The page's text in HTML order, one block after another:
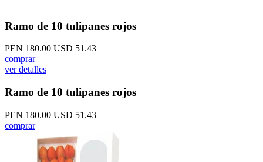
Ramo de 10 tulipanes rojos
PEN 180.00 USD 51.43
comprar
ver detalles
Ramo de 10 tulipanes rojos
PEN 180.00 USD 51.43
comprar